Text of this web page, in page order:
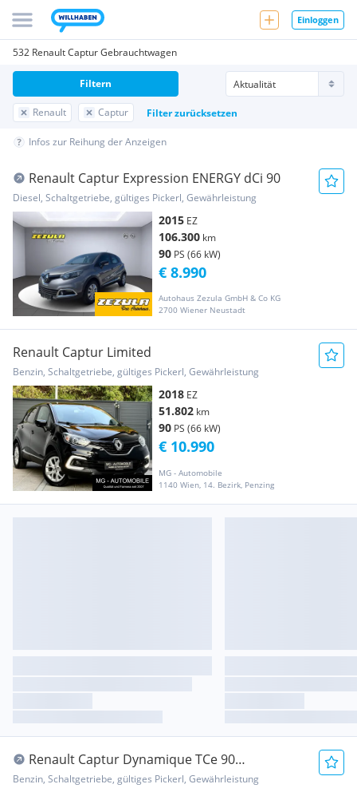
Einloggen
532 Renault Captur Gebrauchtwagen
Renault Captur Filter zurücksetzen
Filtern
Infos zur Reihung der Anzeigen
Renault Captur Expression ENERGY dCi 90
Diesel, Schaltgetriebe, gültiges Pickerl, Gewährleistung
2015 EZ
106.300 km
90 PS (66 kW)
Autohaus Zezula GmbH & Co KG
2700 Wiener Neustadt
€ 8.990
Renault Captur Limited
Benzin, Schaltgetriebe, gültiges Pickerl, Gewährleistung
2018 EZ
51.802 km
90 PS (66 kW)
MG - Automobile
1140 Wien, 14. Bezirk, Penzing
€ 10.990
Renault Captur Dynamique TCe 90
**Sitzheizung/Navigation**
Benzin, Schaltgetriebe, gültiges Pickerl, Gewährleistung